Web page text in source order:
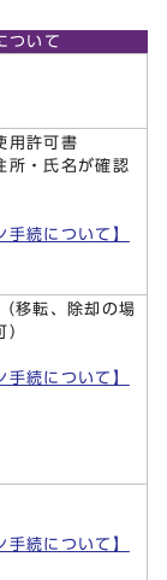
ついて
用許可書
所・氏名が確認
手続について】
移転、除却の場
）
手続について】
手続について】